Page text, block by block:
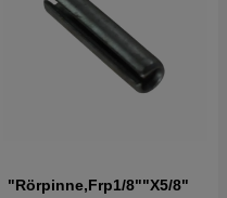
"Rörpinne,Frp1/8""X5/8"